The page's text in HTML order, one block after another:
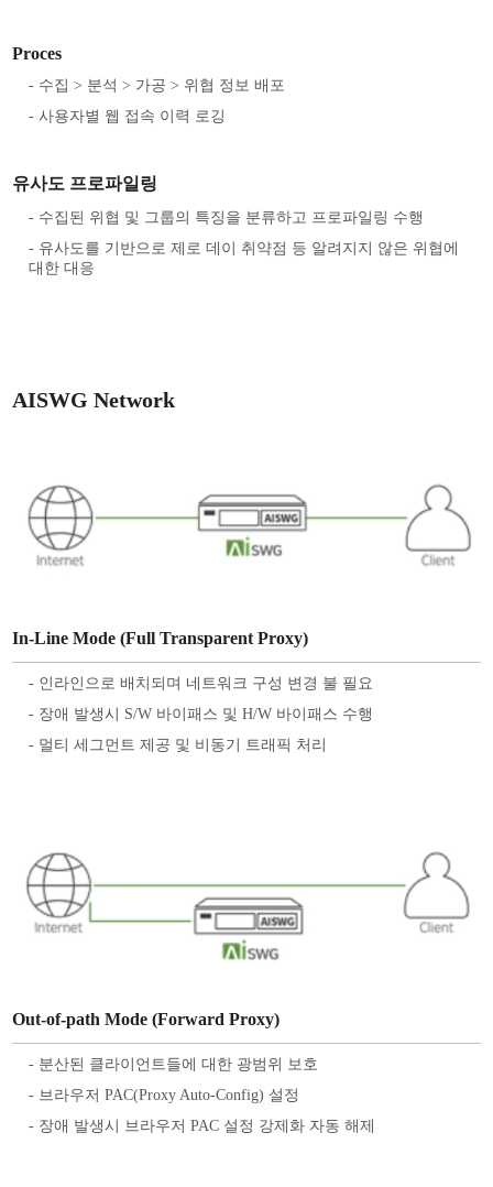
Proces
- 수집 > 분석 > 가공 > 위협 정보 배포
- 사용자별 웹 접속 이력 로깅
유사도 프로파일링
- 수집된 위협 및 그룹의 특징을 분류하고 프로파일링 수행
- 유사도를 기반으로 제로 데이 취약점 등 알려지지 않은 위협에
대한 대응
AISWG Network
In-Line Mode (Full Transparent Proxy)
- 인라인으로 배치되며 네트워크 구성 변경 불 필요
- 장애 발생시 S/W 바이패스 및 H/W 바이패스 수행
- 멀티 세그먼트 제공 및 비동기 트래픽 처리
Out-of-path Mode (Forward Proxy)
- 분산된 클라이언트들에 대한 광범위 보호
- 브라우저 PAC(Proxy Auto-Config) 설정
- 장애 발생시 브라우저 PAC 설정 강제화 자동 해제